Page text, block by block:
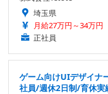
埼玉県
月給27万円～34万円
正社員
ゲーム向けUIデザイナ
社員/週休2日制/育休実